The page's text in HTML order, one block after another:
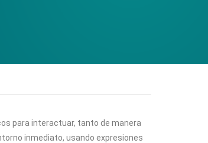
para interactuar, tanto de manera
inmediato, usando expresiones